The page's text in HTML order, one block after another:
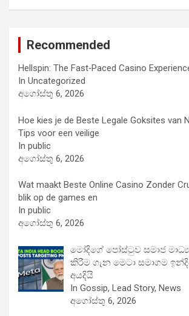
Recommended
Hellspin: The Fast‑Paced Casino
In Uncategorized
අගෝස්තු 6, 2026
Hoe kies je de Beste Legale Goksites van
Tips voor een veilige
In public
අගෝස්තු 6, 2026
Wat maakt Beste Online Casino Zonder
blik op de games en
In public
අගෝස්තු 6, 2026
මෝදිගේ පෝස්ටුව සමාජ
කිරීම ගැන මෙටා සමාගම
අයදියි
In Gossip, Lead Story, News
අගෝස්තු 6, 2026